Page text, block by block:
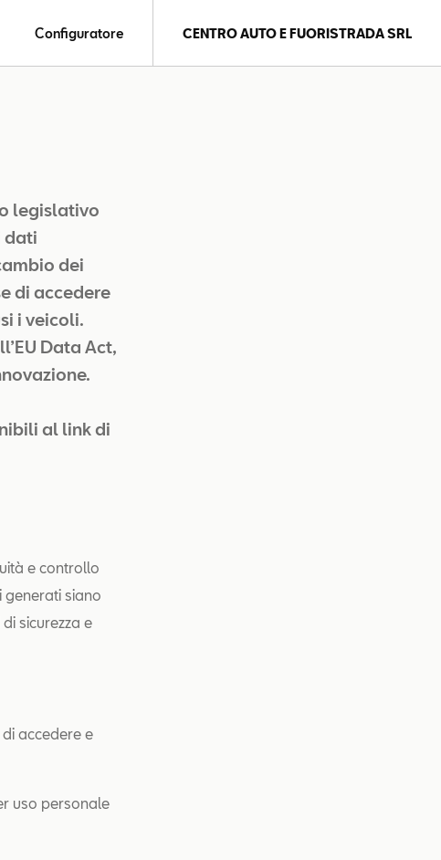
Configuratore CENTRO AUTO E FUORISTRADA SRL
legislativo
dati
dei
di accedere
i veicoli.
Data Act,
al link di
e controllo
generati siano
sicurezza e
accedere e
uso personale